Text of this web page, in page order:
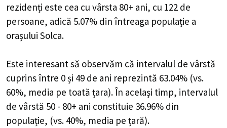
rezidenți este cea cu vârsta 80+ ani, cu 122 de
persoane, adică 5.07% din întreaga populație a
orașului Solca.
Este interesant să observăm că intervalul de vârstă
cuprins între 0 și 49 de ani reprezintă 63.04% (vs.
60%, media pe toată țara). În același timp, intervalul
de vârstă 50 - 80+ ani constituie 36.96% din
populație, (vs. 40%, media pe țară).